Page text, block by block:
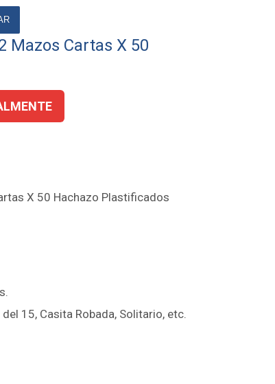
Mazos Cartas X 50
X 50 Hachazo Plastificados
15, Casita Robada, Solitario, etc.